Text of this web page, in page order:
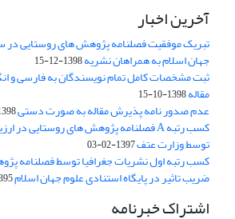
آخرین اخبار
تبریک موفقیت فصلنامه پژوهش های روستایی در
جهان اسلام به همراهان نشریه1398-12-15
ثبت مشخصات کامل تمام نویسندگان به فارسی و
مقاله1398-10-15
عدم صدور نامه پذیرش مقاله به صورت دستی05-23
توسط وزارت عتف1397-02-03
کسب رتبه اول نشریات جغرافیا توسط فصلنامه
ضریب تاثیر در پایگاه استنادی علوم جهان اسلام04-21
اشتراک خبرنامه